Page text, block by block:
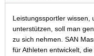
Leistungssportler wissen,
unterstützen, soll man
zu sich nehmen. SAN
für Athleten entwickelt,